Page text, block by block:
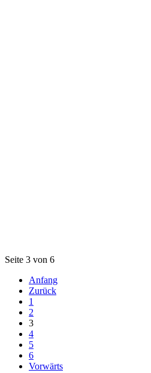
Seite 3 von 6
Anfang
Zurück
1
2
3
4
5
6
Vorwärts